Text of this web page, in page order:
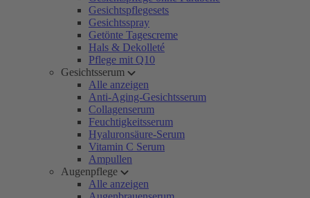
Gesichtspflegesets
Gesichtsspray
Getönte Tagescreme
Hals & Dekolleté
Pflege mit Q10
Gesichtsserum
Alle anzeigen
Anti-Aging-Gesichtsserum
Collagenserum
Feuchtigkeitsserum
Hyaluronsäure-Serum
Vitamin C Serum
Ampullen
Augenpflege
Alle anzeigen